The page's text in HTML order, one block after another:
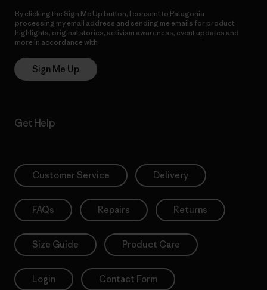
By clicking the Sign Me Up button, I consent to Patagonia
processing my email address and sending me emails for product
highlights, original stories, activism awareness, event updates and
more in accordance with
Sign Me Up
Get Help
Customer Service Delivery
FAQs Repairs Returns
Size Guide Product Care
Login Contact Form